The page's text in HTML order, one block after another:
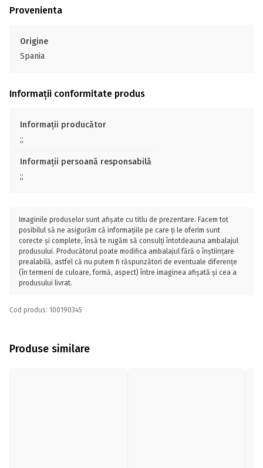
Provenienta
Origine
Spania
Informații conformitate produs
Informații producător
;;
Informații persoană responsabilă
;;
Imaginile produselor sunt afișate cu titlu de prezentare. Facem tot
posibilul să ne asigurăm că informațiile pe care ți le oferim sunt
corecte și complete, însă te rugăm să consulți întotdeauna ambalajul
produsului. Producătorul poate modifica ambalajul fără o înștiințare
prealabilă, astfel că nu putem fi răspunzători de eventuale diferențe
(în termeni de culoare, formă, aspect) între imaginea afișată și cea a
produsului livrat.
Cod produs: 100190345
Produse similare